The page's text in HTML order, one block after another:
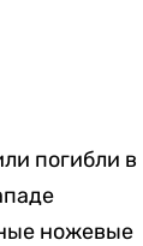
погибли в
ножевые